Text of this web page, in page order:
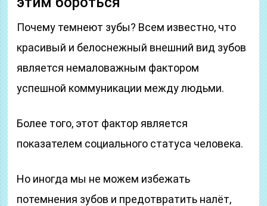
Почему темнеют зубы? Всем известно, что
красивый и белоснежный внешний вид зубов
является немаловажным фактором
успешной коммуникации между людьми.
Более того, этот фактор является
показателем социального статуса человека.
Но иногда мы не можем избежать
потемнения зубов и предотвратить налёт,